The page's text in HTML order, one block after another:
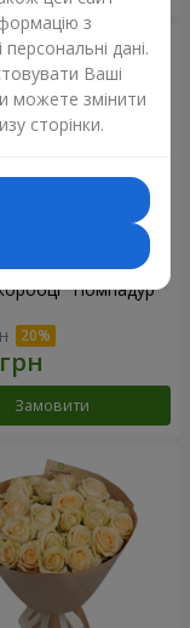
"Помпадур"
Замовити
з
дані.
Ваші
можете змінити
сторінки.